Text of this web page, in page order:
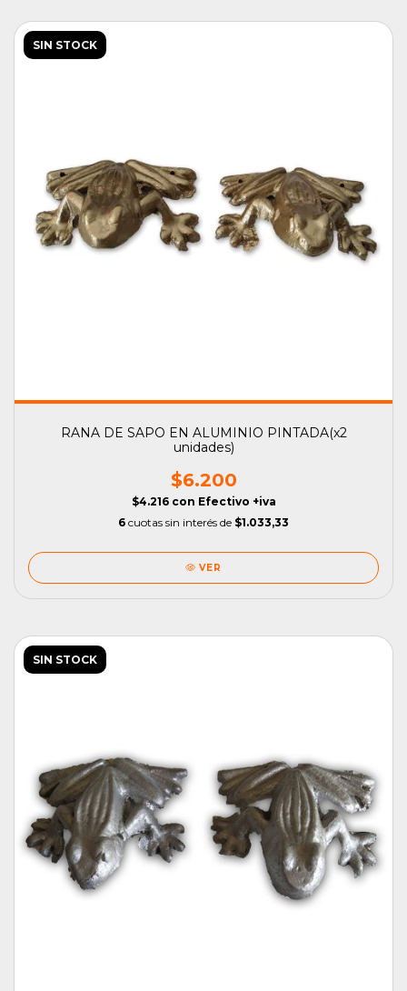
SIN STOCK
RANA DE SAPO EN ALUMINIO PINTADA(x2
unidades)
$6.200
$4.216 con Efectivo +iva
6 cuotas sin interés de $1.033,33
VER
SIN STOCK